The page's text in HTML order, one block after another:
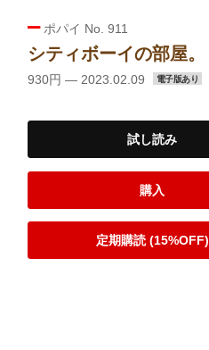
ポパイ No. 911
シティボーイの部屋。
930円 — 2023.02.09 電子版あり
試し読み
購入
定期購読 (15%OFF)